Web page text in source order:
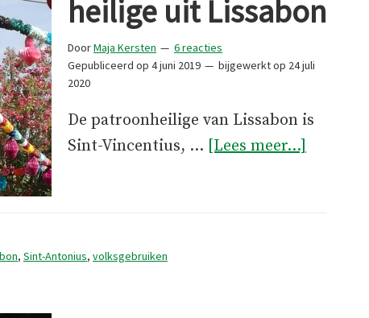
heilige uit Lissabon
DoorMaja Kersten
6 reacties
Gepubliceerd op 4 juni 2019 bijgewerkt op 24 juli
2020
De patroonheilige van Lissabon is
Sint-Vincentius, … [Lees meer...]
, Sint-Antonius, volksgebruiken